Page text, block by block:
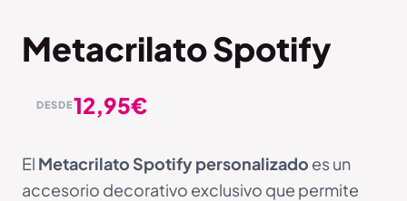
Metacrilato Spotify
DESDE12,95€
El Metacrilato Spotify personalizado es un
accesorio decorativo exclusivo que permite